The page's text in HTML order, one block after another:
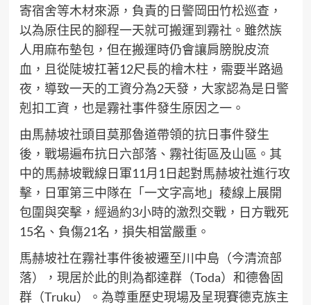
寄宿舍等木材來源，負責的日警岡田竹松巡查，
以為原住民的腳程一天就可搬運到霧社。雖然族
人用麻布墊包，但在搬運時仍會讓肩膀脫皮流
血，且從陡坡扛著12尺長的檜木柱，需要半路過
夜，導致一天的工資分為2天發，大家認為是日警
剋扣工資，也是霧社事件發生原因之一。
由馬赫坡社頭目莫那魯道帶領的抗日事件發生
後，戰場遍布抗日六部落、霧社街區及山區。其
中的馬赫坡戰線日軍11月1日起對馬赫坡社進行攻
擊，日軍第三中隊在「一文字高地」稜線上展開
包圍與突擊，經過約3小時的激烈交戰，日方戰死
15名、負傷21名，損失相當嚴重。
馬赫坡社在霧社事件後被遷至川中島（今清流部
落），現居於此的則為都達群（Toda）和德魯固
群（Truku）。為尊重歷史現場及呈現賽德克族主